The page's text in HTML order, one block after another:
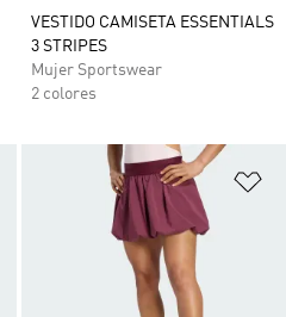
VESTIDO CAMISETA ESSENTIALS
3 STRIPES
Mujer Sportswear
2 colores
Añadir a la lista de deseos